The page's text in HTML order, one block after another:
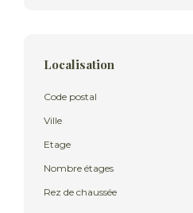
Localisation
Code postal
Ville
Etage
Nombre étages
Rez de chaussée